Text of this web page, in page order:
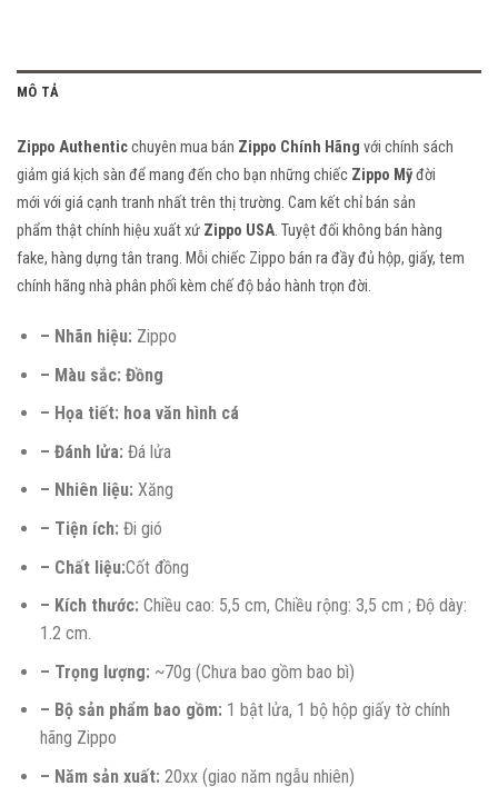
MÔ TẢ
Zippo Authenticchuyên mua bán Zippo Chính Hãng với chính sách
giảm giá kịch sàn để mang đến cho bạn những chiếc Zippo Mỹđời
mới với giá cạnh tranh nhất trên thị trường. Cam kếtchỉ bán sản
phẩm thật chính hiệu xuất xứ Zippo USA. Tuyệt đối không bán hàng
fake, hàng dựng tân trang. Mỗi chiếc Zippo bán ra đầy đủ hộp, giấy, tem
chính hãng nhà phân phối kèm chế độ bảo hành trọn đời.
– Nhãn hiệu: Zippo
– Màu sắc: Đồng
– Họa tiết: hoa văn hình cá
– Đánh lửa: Đá lửa
– Nhiên liệu: Xăng
– Tiện ích: Đi gió
– Chất liệu:Cốt đồng
– Kích thước: Chiều cao: 5,5 cm, Chiều rộng: 3,5 cm ; Độ dày:
1.2 cm.
– Trọng lượng: ~70g (Chưa bao gồm bao bì)
– Bộ sản phẩm bao gồm: 1 bật lửa, 1 bộ hộp giấy tờ chính
hãng Zippo
– Năm sản xuất: 20xx (giao năm ngẫu nhiên)